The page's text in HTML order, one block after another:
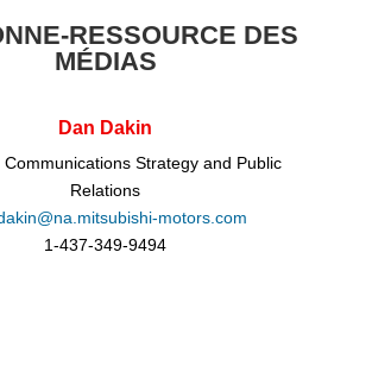
RESSOURCE DES
MÉDIAS
Dan Dakin
Communications Strategy and Public
Relations
motors.com
1-437-349-9494